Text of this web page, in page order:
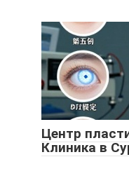
Центр
Клиника в